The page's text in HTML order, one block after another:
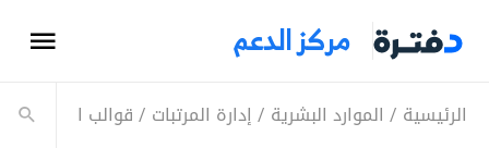
مركز الدعم
الرئيسية / الموارد البشرية /إدارة المرتبات /قوالب الرواتب/